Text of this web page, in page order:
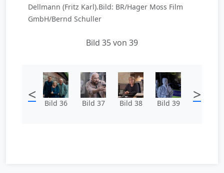
Dellmann (Fritz Karl).Bild: BR/Hager Moss Film
GmbH/Bernd Schuller
Bild 35 von 39
< Bild 36 Bild 37 Bild 38 Bild 39 >